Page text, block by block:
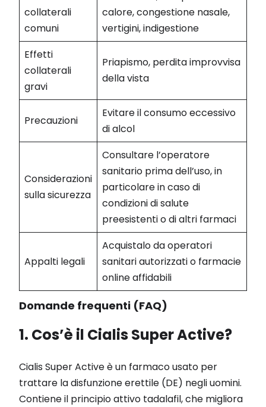
collaterali
comuni
calore, congestione nasale,
vertigini, indigestione
Effetti
collaterali
gravi
Priapismo, perdita improvvisa
della vista
Precauzioni
Evitare il consumo eccessivo
di alcol
Considerazioni
sulla sicurezza
Consultare l’operatore
sanitario prima dell’uso, in
particolare in caso di
condizioni di salute
preesistenti o di altri farmaci
Appalti legali
Acquistalo da operatori
sanitari autorizzati o farmacie
online affidabili
Domande frequenti (FAQ)
1. Cos’è il Cialis Super Active?
Cialis Super Active è un farmaco usato per
trattare la disfunzione erettile (DE) negli uomini.
Contiene il principio attivo tadalafil, che migliora